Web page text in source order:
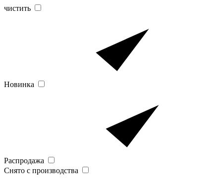
чистить
Новинка
Распродажа
Снято с производства